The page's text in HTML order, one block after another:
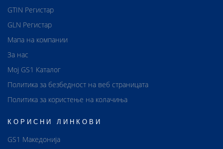
GTIN Регистар
GLN Регистар
Мапа на компании
За нас
Мој GS1 Каталог
Политика за безбедност на веб страницата
Политика за користење на колачиња
КОРИСНИ ЛИНКОВИ
GS1 Македонија